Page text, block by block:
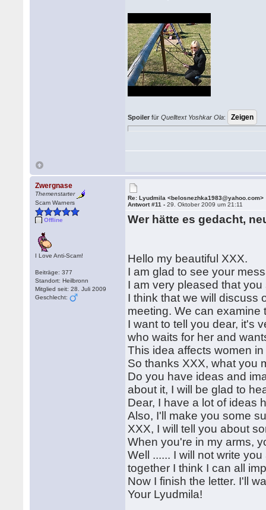
Spoiler fürQuelltext Yoshkar Ola:
Zwergnase
Themenstarter
Scam Warners
Offline
I Love Anti-Scam!
Beiträge: 377
Standort: Heilbronn
Mitglied seit: 28. Juli 2009
Geschlecht:
Re: Lyudmila <belosnezhka1983@yahoo.com>
Antwort #11 -29. Oktober 2009 um 21:11
Wer hätte es gedacht,
Hello my beautiful XXX.
I am glad to see your
I am very pleased that
I think that we will discuss
meeting. We can examine
I want to tell you dear, it's
who waits for her and
This idea affects women
So thanks XXX, what you
Do you have ideas and
about it, I will be glad to
Dear, I have a lot of ideas
Also, I'll make you some
XXX, I will tell you about
When you're in my arms,
Well ...... I will not write
together I think I can all
Now I finish the letter. I'll
Your Lyudmila!